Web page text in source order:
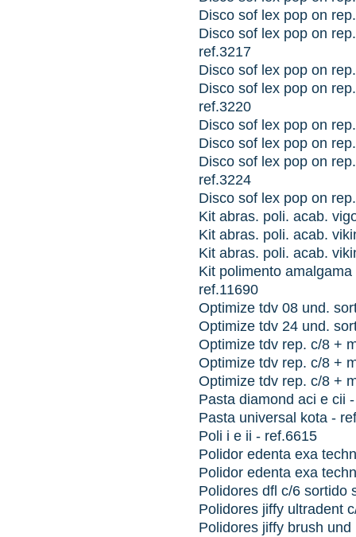
Disco sof lex pop on
Disco sof lex pop on
ref.3217
Disco sof lex pop on
Disco sof lex pop on
ref.3220
Disco sof lex pop on
Disco sof lex pop on
Disco sof lex pop on
ref.3224
Disco sof lex pop on
Kit abras. poli. acab.
Kit abras. poli. acab.
Kit abras. poli. acab.
Kit polimento
ref.11690
Optimize tdv 08 und.
Optimize tdv 24 und.
Optimize tdv rep. c/8 +
Optimize tdv rep. c/8 +
Optimize tdv rep. c/8 +
Pasta diamond aci e cii
Pasta universal kota -
Poli i e ii - ref.6615
Polidor edenta exa
Polidor edenta exa
Polidores dfl c/6 sortido
Polidores jiffy ultradent
Polidores jiffy brush